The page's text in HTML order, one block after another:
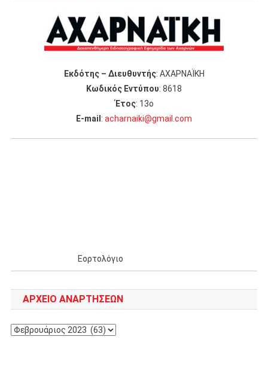
Εκδότης – Διευθυντής: ΑΧΑΡΝΑΪΚΗ
Κωδικός Εντύπου: 8618
Έτος: 13ο
Ε-mail : acharnaiki@gmail.com
Εορτολόγιο
ΑΡΧΕΊΟ ΑΝΑΡΤΉΣΕΩΝ
Αρχείο